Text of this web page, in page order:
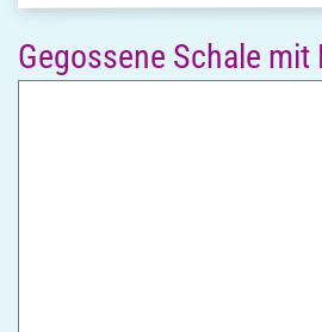
Gegossene Schale mit